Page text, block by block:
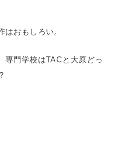
はおもしろい。
専門学校はTACと大原どっ